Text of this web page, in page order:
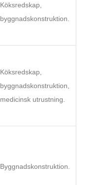
Köksredskap,
byggnadskonstruktion.
Köksredskap,
byggnadskonstruktion,
medicinsk utrustning.
Byggnadskonstruktion.